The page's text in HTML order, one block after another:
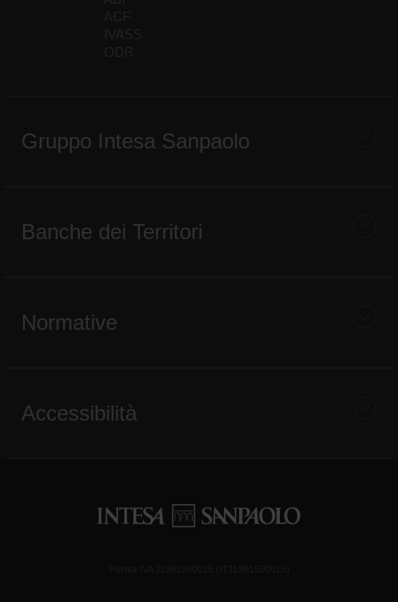
Gruppo Intesa Sanpaolo
Banche dei Territori
Normative
Accessibilità